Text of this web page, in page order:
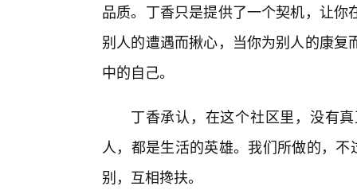
品质。丁香只是提供了一个契机，让
别人的遭遇而揪心，当你为别人的康
中的自己。
丁香承认，在这个社区里，没有
人，都是生活的英雄。我们所做的，
别，互相搀扶。